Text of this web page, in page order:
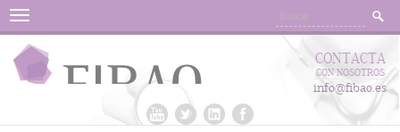
Menu
CONTACTA
CON NOSOTROS
info@fibao.es